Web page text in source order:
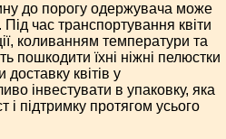
до порогу одержувача може
час транспортування квіти
коливанням температури та
пошкодити їхні ніжні пелюстки
квітів у
інвестувати в упаковку, яка
і підтримку протягом усього